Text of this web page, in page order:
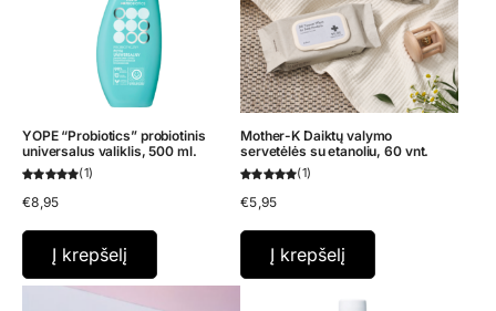
YOPE “Probiotics” probiotinis
universalus valiklis, 500 ml.
1
€8,95
Į krepšelį
Mother-K Daiktų valymo
servetėlės su etanoliu, 60 vnt.
1
€5,95
Į krepšelį